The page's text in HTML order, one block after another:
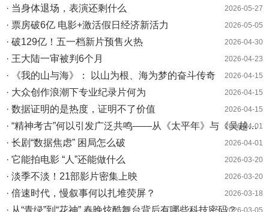
· 当身体退场，表演还剩什么 2026-05-27
· 票房破6亿 电影+激活假日经济新活力 2026-05-05
· 破129亿！五一档新片预售火热 2026-04-30
· 王大陆一审被判6个月 2026-04-23
· 《我的山与海》： 以山为根、海为梦的奋斗传奇 2026-04-15
· 大众创作浪潮下专业纪录片何为 2026-04-15
· 数据证明的是热度，证明不了价值 2026-04-15
· “精神考古”何以引发广泛共鸣——从《太平年》与《吴越国》的接续热播谈起
2026-04-01
· 长剧“数据焦虑” 困局怎么破 2026-04-01
· 它能拍电影 “人”还能做什么 2026-03-20
· 淡季不淡！21部影片密集上映 2026-03-20
· 倍速时代，慢叙事何以扎堆荧屏？ 2026-03-18
· 从“青绿”到“花神” 春晚炫酷舞台背后有哪些科技密码？2026-03-05